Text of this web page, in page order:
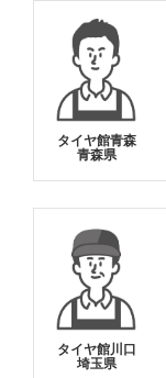
タイヤ館青森
青森県
タイヤ館川口
埼玉県